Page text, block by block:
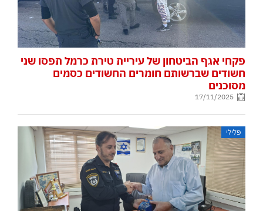
פקחי אגף הביטחון של עיריית טירת כרמל תפסו שני
חשודים שברשותם חומרים החשודים כסמים
מסוכנים
17/11/2025
פלילי